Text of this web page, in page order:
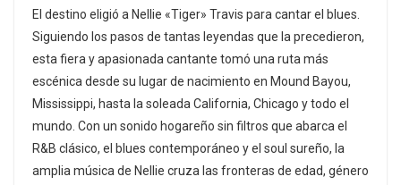
El destino eligió a Nellie «Tiger» Travis para cantar el blues.
Siguiendo los pasos de tantas leyendas que la precedieron,
esta fiera y apasionada cantante tomó una ruta más
escénica desde su lugar de nacimiento en Mound Bayou,
Mississippi, hasta la soleada California, Chicago y todo el
mundo. Con un sonido hogareño sin filtros que abarca el
R&B clásico, el blues contemporáneo y el soul sureño, la
amplia música de Nellie cruza las fronteras de edad, género